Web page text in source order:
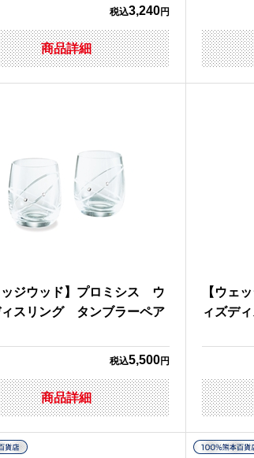
税込3,240円
商品詳細
ッジウッド】プロミシス ウ
ィスリング タンブラーペア
税込5,500円
商品詳細
【ウェ
ィズデ